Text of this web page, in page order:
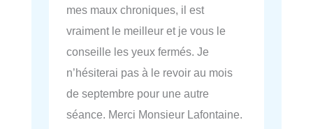
mes maux chroniques, il est
vraiment le meilleur et je vous le
conseille les yeux fermés. Je
n’hésiterai pas à le revoir au mois
de septembre pour une autre
séance. Merci Monsieur Lafontaine.